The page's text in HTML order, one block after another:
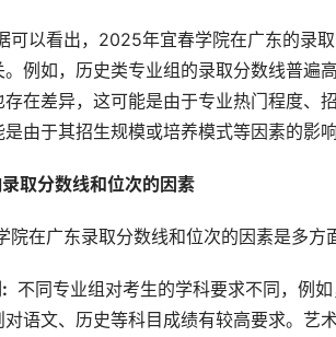
。例如，历史类专业组的录取分数线普遍
存在差异，这可能是由于专业热门程度、
由于其招生规模或培养模式等因素的影响
录取分数线和位次的因素
院在广东录取分数线和位次的因素是多方
不同专业组对考生的学科要求不同，例
对语文、历史等科目成绩有较高要求。艺